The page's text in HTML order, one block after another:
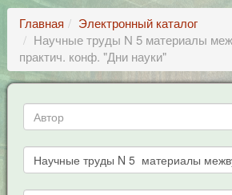
Главная
Электронный каталог
Научные труды N 5 материалы
практич. конф. "Дни науки"